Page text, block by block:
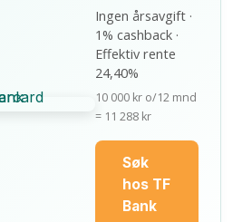
Ingen årsavgift ·
1% cashback ·
Effektiv rente
24,40%
10 000 kr o/12 mnd
= 11 288 kr
Søk
hos TF
Bank